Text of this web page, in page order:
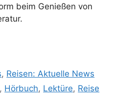
beim Genießen von
, Reisen: Aktuelle News
, Hörbuch, Lektüre, Reise